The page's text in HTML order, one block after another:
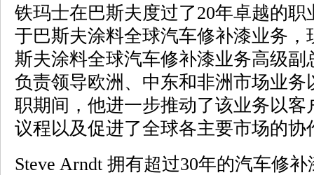
铁玛士在巴斯夫度过了20年卓越的职
于巴斯夫涂料全球汽车修补漆业务
斯夫涂料全球汽车修补漆业务高级
负责领导欧洲、中东和非洲市场业
职期间，他进一步推动了该业务以
议程以及促进了全球各主要市场的协
Steve Arndt 拥有超过30年的汽车修